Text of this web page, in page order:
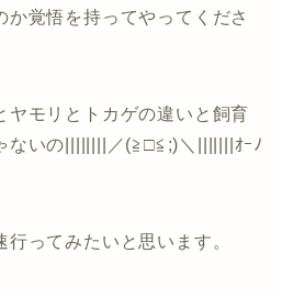
か覚悟を持ってやってくださ
ヤモリとトカゲの違いと飼育
ないの||||||||／(≧□≦;)＼|||||||ｵｰﾉ
ってみたいと思います。